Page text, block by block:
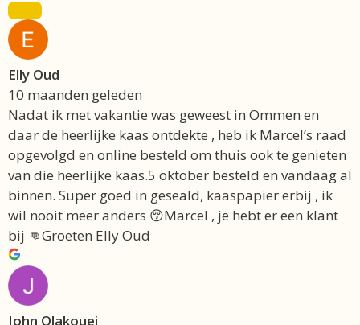
Elly Oud
10 maanden geleden
Nadat ik met vakantie was geweest in Ommen en
daar de heerlijke kaas ontdekte , heb ik Marcel’s raad
opgevolgd en online besteld om thuis ook te genieten
van die heerlijke kaas.5 oktober besteld en vandaag al
binnen. Super goed in geseald, kaaspapier erbij , ik
wil nooit meer anders 😚Marcel , je hebt er een klant
bij 👊Groeten Elly Oud
John Olakouei